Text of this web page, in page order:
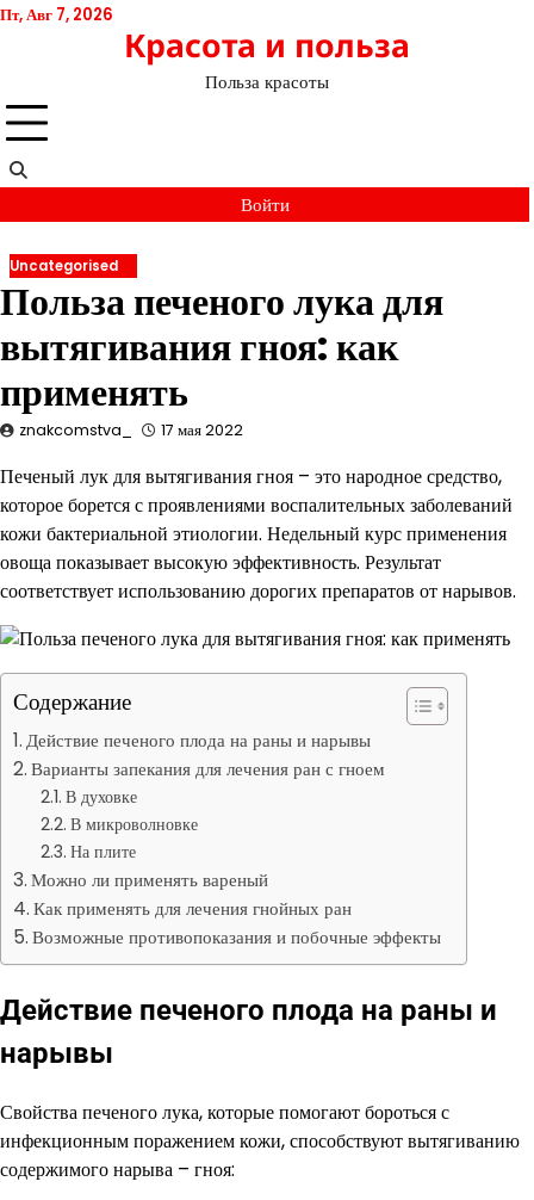
Перейти
Пт, Авг 7, 2026
Красота и польза
Польза красоты
Войти
Uncategorised
Польза печеного лука для
вытягивания гноя: как
применять
znakcomstva_ 17 мая 2022
Печеный лук для вытягивания гноя – это народное средство,
которое борется с проявлениями воспалительных заболеваний
кожи бактериальной этиологии. Недельный курс применения
овоща показывает высокую эффективность. Результат
соответствует использованию дорогих препаратов от нарывов.
Содержание
Действие печеного плода на раны и нарывы
Варианты запекания для лечения ран с гноем
В духовке
В микроволновке
На плите
Можно ли применять вареный
Как применять для лечения гнойных ран
Возможные противопоказания и побочные эффекты
Действие печеного плода на раны и
нарывы
Свойства печеного лука, которые помогают бороться с
инфекционным поражением кожи, способствуют вытягиванию
содержимого нарыва – гноя: